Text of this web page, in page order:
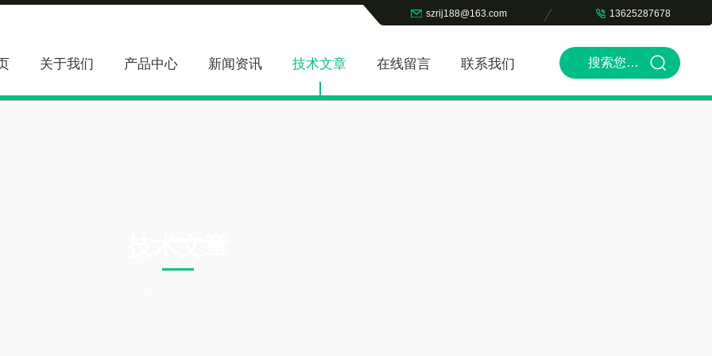
szrij188@163.com 13625287678
关于我们 产品中心 新闻资讯 技术文章 在线留言 联系我们